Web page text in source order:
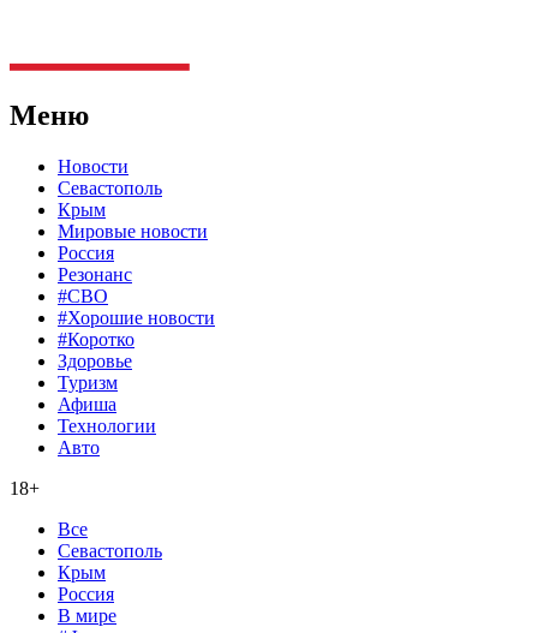
Меню
Новости
Севастополь
Крым
Мировые новости
Россия
Резонанс
#СВО
#Хорошие новости
#Коротко
Здоровье
Туризм
Афиша
Технологии
Авто
18+
Все
Севастополь
Крым
Россия
В мире